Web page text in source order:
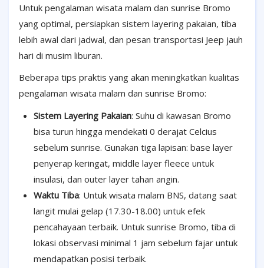
Untuk pengalaman wisata malam dan sunrise Bromo
yang optimal, persiapkan sistem layering pakaian, tiba
lebih awal dari jadwal, dan pesan transportasi Jeep jauh
hari di musim liburan.
Beberapa tips praktis yang akan meningkatkan kualitas
pengalaman wisata malam dan sunrise Bromo:
Sistem Layering Pakaian: Suhu di kawasan Bromo
bisa turun hingga mendekati 0 derajat Celcius
sebelum sunrise. Gunakan tiga lapisan: base layer
penyerap keringat, middle layer fleece untuk
insulasi, dan outer layer tahan angin.
Waktu Tiba: Untuk wisata malam BNS, datang saat
langit mulai gelap (17.30-18.00) untuk efek
pencahayaan terbaik. Untuk sunrise Bromo, tiba di
lokasi observasi minimal 1 jam sebelum fajar untuk
mendapatkan posisi terbaik.